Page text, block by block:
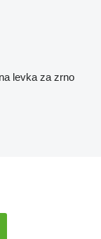
levka za zrno